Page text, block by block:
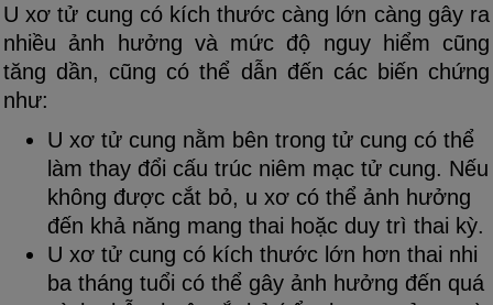
U xơ tử cung có kích thước càng lớn càng gây ra
nhiều ảnh hưởng và mức độ nguy hiểm cũng
tăng dần, cũng có thể dẫn đến các biến chứng
như:
U xơ tử cung nằm bên trong tử cung có thể
làm thay đổi cấu trúc niêm mạc tử cung. Nếu
không được cắt bỏ, u xơ có thể ảnh hưởng
đến khả năng mang thai hoặc duy trì thai kỳ.
U xơ tử cung có kích thước lớn hơn thai nhi
ba tháng tuổi có thể gây ảnh hưởng đến quá